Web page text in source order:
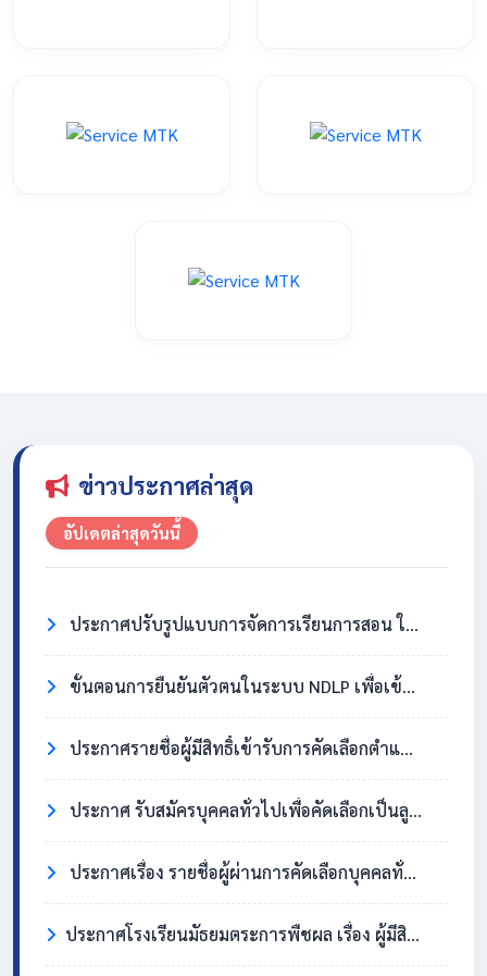
ข่าวประกาศล่าสุด
อัปเดตล่าสุดวันนี้
ประกาศปรับรูปแบบการจัดการเรียนการสอน ในวันที่ 31 กรกฎาคม 2569
ขั้นตอนการยืนยันตัวตนในระบบ NDLP เพื่อเข้าใช้งาน Chromebook
ประกาศรายชื่อผู้มีสิทธิ์เข้ารับการคัดเลือกตำแหน่งครูอัตราจ้าง วิชาเอกสังคมศึกษา
ประกาศ รับสมัครบุคคลทั่วไปเพื่อคัดเลือกเป็นลูกจ้างชั่วคราว ตำแหน่งครูอัตราจ้าง วิชาเอกสังคมศึกษา
ประกาศเรื่อง รายชื่อผู้ผ่านการคัดเลือกบุคคลทั่วไปเพื่อจ้างเป็นลูกจ้างชั่วคราว ตำแหน่ง แม่บ้าน/นักการภารโรง
​ประกาศโรงเรียนมัธยมตระการพืชผล เรื่อง ผู้มีสิทธิ์เข้ารับการคัดเลือกบุคคลทั่วไปเพื่อจ้างเป็นลูกจ้างชั่วคราว ตำแหน่งแม่บ้าน / นักการภารโรง